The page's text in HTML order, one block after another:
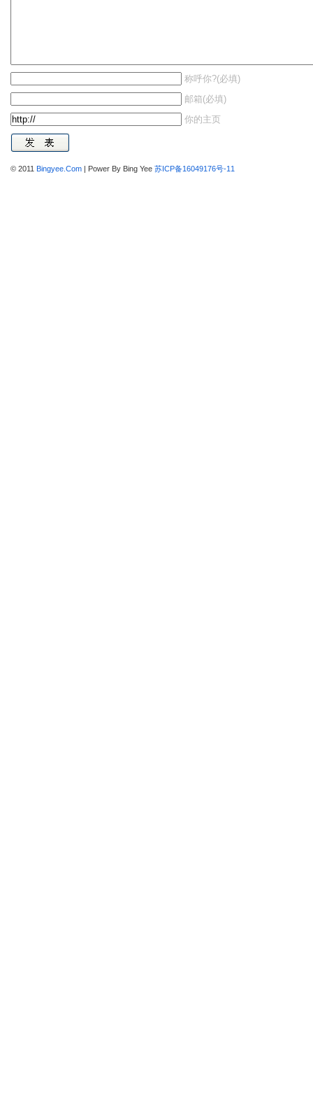
称呼你?(必填)
邮箱(必填)
你的主页
© 2011 Bingyee.Com | Power By Bing Yee 苏ICP备16049176号-11